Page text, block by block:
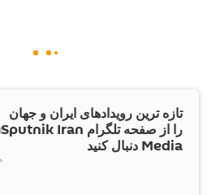
تازه ترین رویدادهای ایران و جهان
را از صفحه تلگرام Sputnik Iran
Media دنبال کنید